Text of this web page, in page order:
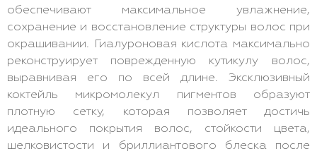
обеспечивают максимальное увлажнение,
сохранение и восстановление структуры волос при
окрашивании. Гиалуроновая кислота максимально
реконструирует поврежденную кутикулу волос,
выравнивая его по всей длине. Эксклюзивный
коктейль микромолекул пигментов образуют
плотную сетку, которая позволяет достичь
идеального покрытия волос, стойкости цвета,
шелковистости и бриллиантового блеска после